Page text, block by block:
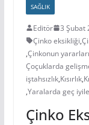
SAĞLIK
Editör 3 Şubat
Çinko eksikliği,
,Çinkonun
Çoçuklarda
iştahsızlık,Kısırlık,
,Yaralarda geç
Çinko